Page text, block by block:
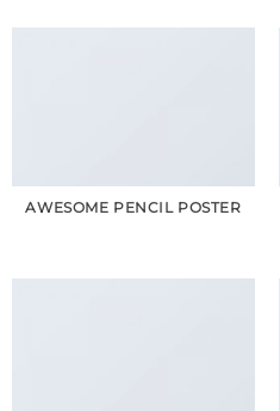
AWESOME PENCIL POSTER